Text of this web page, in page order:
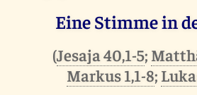
Eine Stimme in
(Jesaja 40,1-5;
Markus 1,1-8;